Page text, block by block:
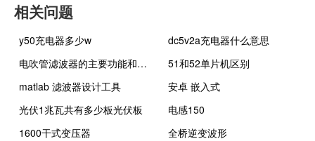
相关问题
y50充电器多少w
dc5v2a充电器什么意思
电吹管滤波器的主要功能和作用是什么
51和52单片机区别
matlab 滤波器设计工具
安卓 嵌入式
光伏1兆瓦共有多少板光伏板
电感150
1600干式变压器
全桥逆变波形